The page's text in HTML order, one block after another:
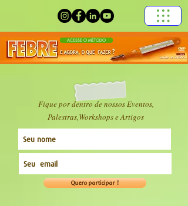
ACESSE O MÉTODO
Fique por dentro de nossos Eventos,
Palestras,Workshops e Artigos
Quero participar !